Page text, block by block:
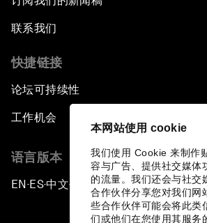
本网站使用 cookie
我们使用 Cookie 来制作
容与广告、提供社交媒体
的流量。我们还会与社交
合作伙伴分享您对我们网
些合作伙伴可能会将此类
们或他们在您使用其服务
联系我们
快捷链接
论坛可持续性
工作机会
语言版本
EN ▪ES▪中文▪ 日本語